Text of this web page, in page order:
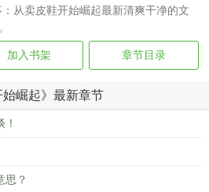
从卖皮鞋开始崛起最新清爽干净的文
加入书架 章节目录
始崛起》最新章节
思？